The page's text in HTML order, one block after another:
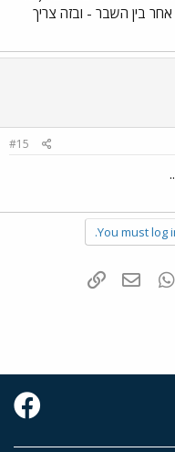
בין השבר - ובזה צריך
#15
You must log
WhatsAppדואר אלקטרוני